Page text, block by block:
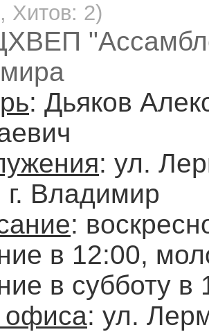
Хитов: 2)
: Дьяков
: ул.
г. Владимир
:
в 12:00,
в субботу в
офиса: ул.